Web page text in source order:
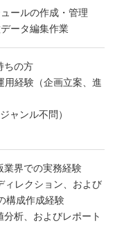
ールの作成・管理
ータ編集作業
ちの方
用経験（企画立案、進
ャンル不問）
業界での実務経験
ィレクション、および
構成作成経験
分析、およびレポート